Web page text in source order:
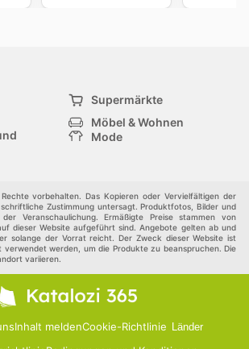
Supermärkte
Möbel & Wohnen
Mode
Andere
vorbehalten. Das Kopieren oder Vervielfältigen der
Zustimmung untersagt. Produktfotos, Bilder und
Veranschaulichung. Ermäßigte Preise stammen von
dieser Website aufgeführt sind. Angebote gelten ab und
solange der Vorrat reicht. Der Zweck dieser Website ist
werden, um die Produkte zu beanspruchen. Die
variieren.
Inhalt meldenCookie-Richtlinie Länder